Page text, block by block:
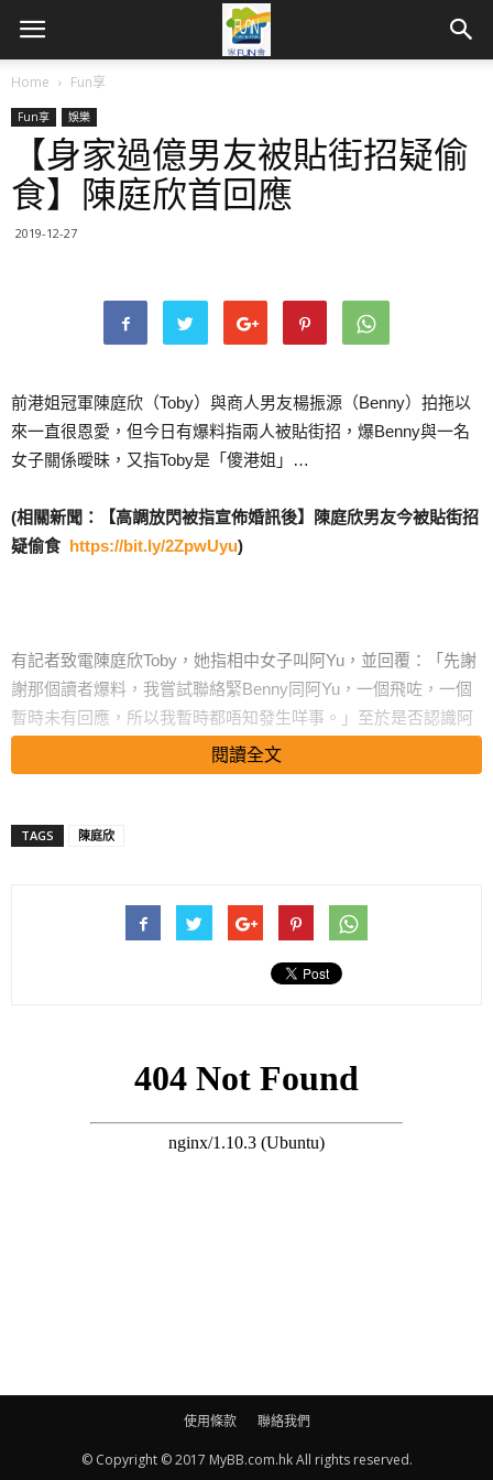
Home Fun享
Fun享 娛樂
【身家過億男友被貼街招疑偷
食】陳庭欣首回應
2019-12-27
前港姐冠軍陳庭欣（Toby）與商人男友楊振源（Benny）拍拖以
來一直很恩愛，但今日有爆料指兩人被貼街招，爆Benny與一名
女子關係曖昧，又指Toby是「傻港姐」…
(相關新聞：【高調放閃被指宣佈婚訊後】陳庭欣男友今被貼街招
疑偷食 https://bit.ly/2ZpwUyu)
有記者致電陳庭欣Toby，她指相中女子叫阿Yu，並回覆：「先謝
謝那個讀者爆料，我嘗試聯絡緊Benny同阿Yu，一個飛咗，一個
暫時未有回應，所以我暫時都唔知發生咩事。」至於是否認識阿
Yu，Toby則表示：「我係認識阿Yu嘅，識咗兩年左右，不過唔算
係太熟，大家都有mutual friends。」
及後Toby出現在旺角，她再次回應說：「佢（男友）啱啱落機，
我Send咗個新聞畀佢睇，但未詳細傾，首先要處理好件事，要睇
番閉路電視係咩人做。（街招話你係傻港姐畀人呃！）我不嬲都
能係Benny或者阿Yu同人有誤會。（同阿Yu熟唔熟？）叫做識
閱讀全文
TAGS 陳庭欣
使用條款 聯絡我們
© Copyright © 2017 MyBB.com.hk All rights reserved.